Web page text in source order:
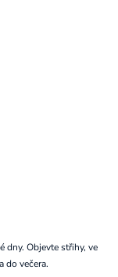
dny. Objevte střihy, ve
do večera.